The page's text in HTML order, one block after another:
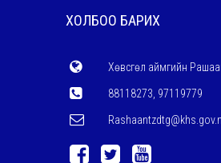
ХОЛБОО БАРИХ
Хөвсгөл аймгийн
88118273, 97119779